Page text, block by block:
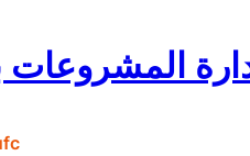
المشروعات